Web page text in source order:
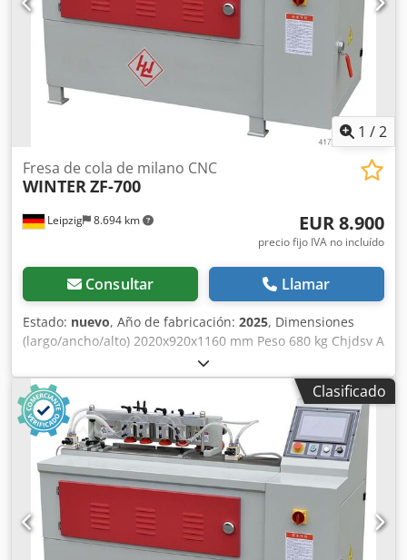
1 /2
Leipzig 8.694 km
Fresa de cola de milano CNC
WINTERZF-700
EUR 8.900
precio fijo IVA no incluído
Consultar Llamar
Estado: nuevo, Año de fabricación: 2025, Dimensiones
(largo/ancho/alto) 2020x920x1160 mm Peso 680 kg Chjdsv A
Hywjpfx Am Eea Requerimiento total de potencia 3 kW
Fresa de cola de milano CNC ZF-700 - Control CNC con
operación de pantalla táctil fácil de usar - máx. Ancho de
trabajo 700 mm - mín./máx. Espesor de la pieza de trabajo
12 - 25 mm - Tiempo de corte 3 - 30 seg. - Motor de husillo
de fresado de 1,1 kW - Velocidad 18.000 rpm - Servomotor
de eje X de 0,75 kW - Servomotor de eje Y de 0,75 kW -
Potencia total 3,0 kW - Voltaje 400 V, 50 Hz - 4 abrazaderas
neumáticas verticales para piezas de trabajo - Bomba de
lubricante - Conformidad CE - Presión de funcionamiento 6
bar - Dimensiones L=2020, An=920, Al=1160 mm - Peso 680
Clasificado